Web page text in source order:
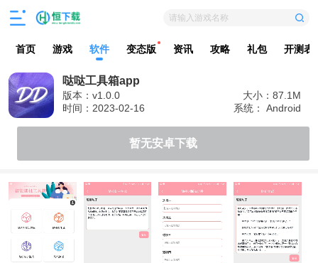
请输入游戏名称
首页 游戏 软件 变态版 资讯 攻略 礼包 开测表
哒哒工具箱app
版本：v1.0.0
大小：87.1M
时间：2023-02-16
系统： Android
暂无安卓下载